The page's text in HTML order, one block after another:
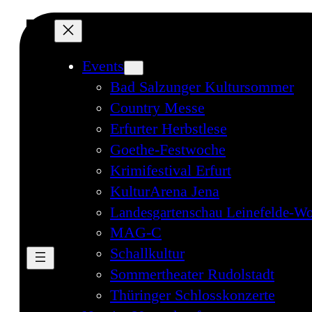
Events
Bad Salzunger Kultursommer
Country Messe
Erfurter Herbstlese
Goethe-Festwoche
Krimifestival Erfurt
KulturArena Jena
Landesgartenschau Leinefelde-
MAG-C
Schallkultur
Sommertheater Rudolstadt
Thüringer Schlosskonzerte